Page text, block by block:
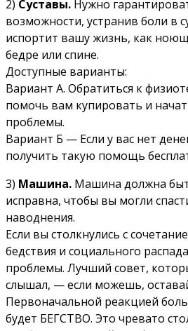
2) Суставы. Нужно
возможности, устранив боли в
испортит вашу жизнь, как
бедре или спине.
Доступные варианты:
Вариант А. Обратиться к
помочь вам купировать и
проблемы.
Вариант Б — Если у вас нет
получить такую помощь
3) Машина. Машина должна
исправна, чтобы вы могли
наводнения.
Если вы столкнулись с
бедствия и социального
проблемы. Лучший совет,
слышал, — если можешь,
Первоначальной реакцией
будет БЕГСТВО. Это чревато